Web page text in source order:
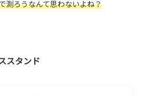
測ろうなんて思わないよね？
スタンド